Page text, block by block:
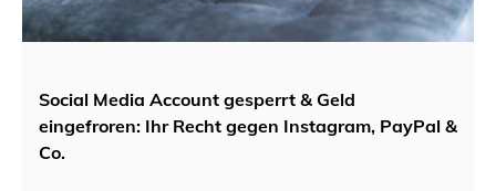
Social Media Account gesperrt & Geld
eingefroren: Ihr Recht gegen Instagram, PayPal &
Co.